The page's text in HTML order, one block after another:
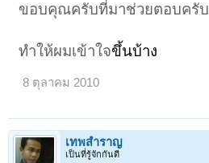
ขอบคุณครับที่มาช่วยตอบครับ
ทำให้ผมเข้าใจขึ้นบ้าง
8 ตุลาคม 2010
เทพสำราญ
เป็นที่รู้จักกันดี